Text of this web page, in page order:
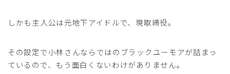
しかも主人公は元地下アイドルで、現取締役。
その設定で小林さんならではのブラックユーモアが詰まっ
ているので、もう面白くないわけがありません。